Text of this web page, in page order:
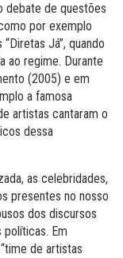
debate de questões
por exemplo
Já”, quando
ao regime. Durante
(2005) e em
a famosa
artistas cantaram o
dessa
as celebridades,
presentes no nosso
dos discursos
Em
de artistas